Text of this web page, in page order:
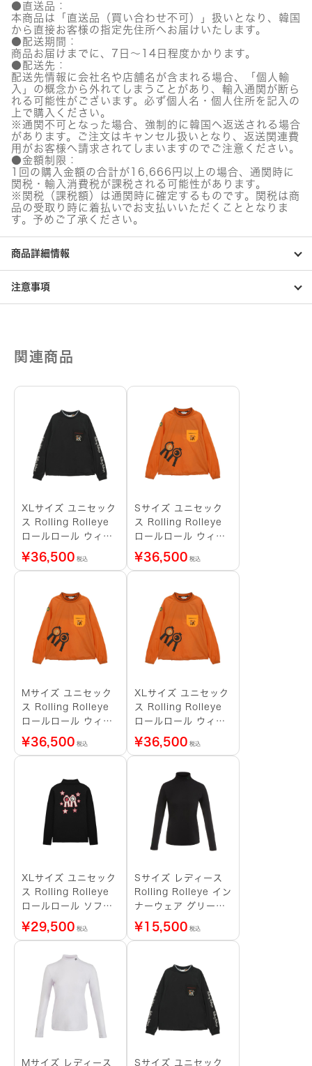
ウ
ィ
ン
ド
ブ
レ
ー
カ
ー
ア
ル
フ
ァ
オ
レ
ン
ジ
個
●直送品：
本商品は「直送品（買い合わせ不可）」扱いとなり、韓国
から直接お客様の指定先住所へお届けいたします。
●配送期間：
商品お届けまでに、7日～14日程度かかります。
●配送先：
配送先情報に会社名や店舗名が含まれる場合、「個人輸
入」の概念から外れてしまうことがあり、輸入通関が断ら
れる可能性がございます。必ず個人名・個人住所を記入の
上で購入ください。
※通関不可となった場合、強制的に韓国へ返送される場合
があります。ご注文はキャンセル扱いとなり、返送関連費
用がお客様へ請求されてしまいますのでご注意ください。
●金額制限：
1回の購入金額の合計が16,666円以上の場合、通関時に
関税・輸入消費税が課税される可能性があります。
※関税（課税額）は通関時に確定するものです。関税は商
品の受取り時に着払いでお支払いいただくこととなりま
す。予めご了承ください。
商品詳細情報
注意事項
関連商品
XLサイズ ユニセック
ス Rolling Rolleye
ロールロール ウィン
ドブレーカー アルフ
ァ ブラック
¥36,500 税込
Sサイズ ユニセック
ス Rolling Rolleye
ロールロール ウィン
ドブレーカー アルフ
ァ オレンジ
¥36,500 税込
Mサイズ ユニセック
ス Rolling Rolleye
ロールロール ウィン
ドブレーカー アルフ
ァ オレンジ
¥36,500 税込
XLサイズ ユニセック
ス Rolling Rolleye
ロールロール ウィン
ドブレーカー アルフ
ァ オレンジ
¥36,500 税込
XLサイズ ユニセック
ス Rolling Rolleye
ロールロール ソフト
カラーTシャツ レッド
ロゴ ブラック
¥29,500 税込
Sサイズ レディース
Rolling Rolleye イン
ナーウェア グリーン
ロゴ ブラック
¥15,500 税込
Mサイズ レディース
Sサイズ ユニセック